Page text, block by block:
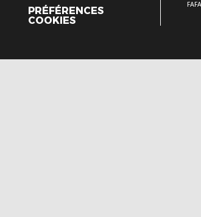
PRÉFÉRENCES
COOKIES
FAFA